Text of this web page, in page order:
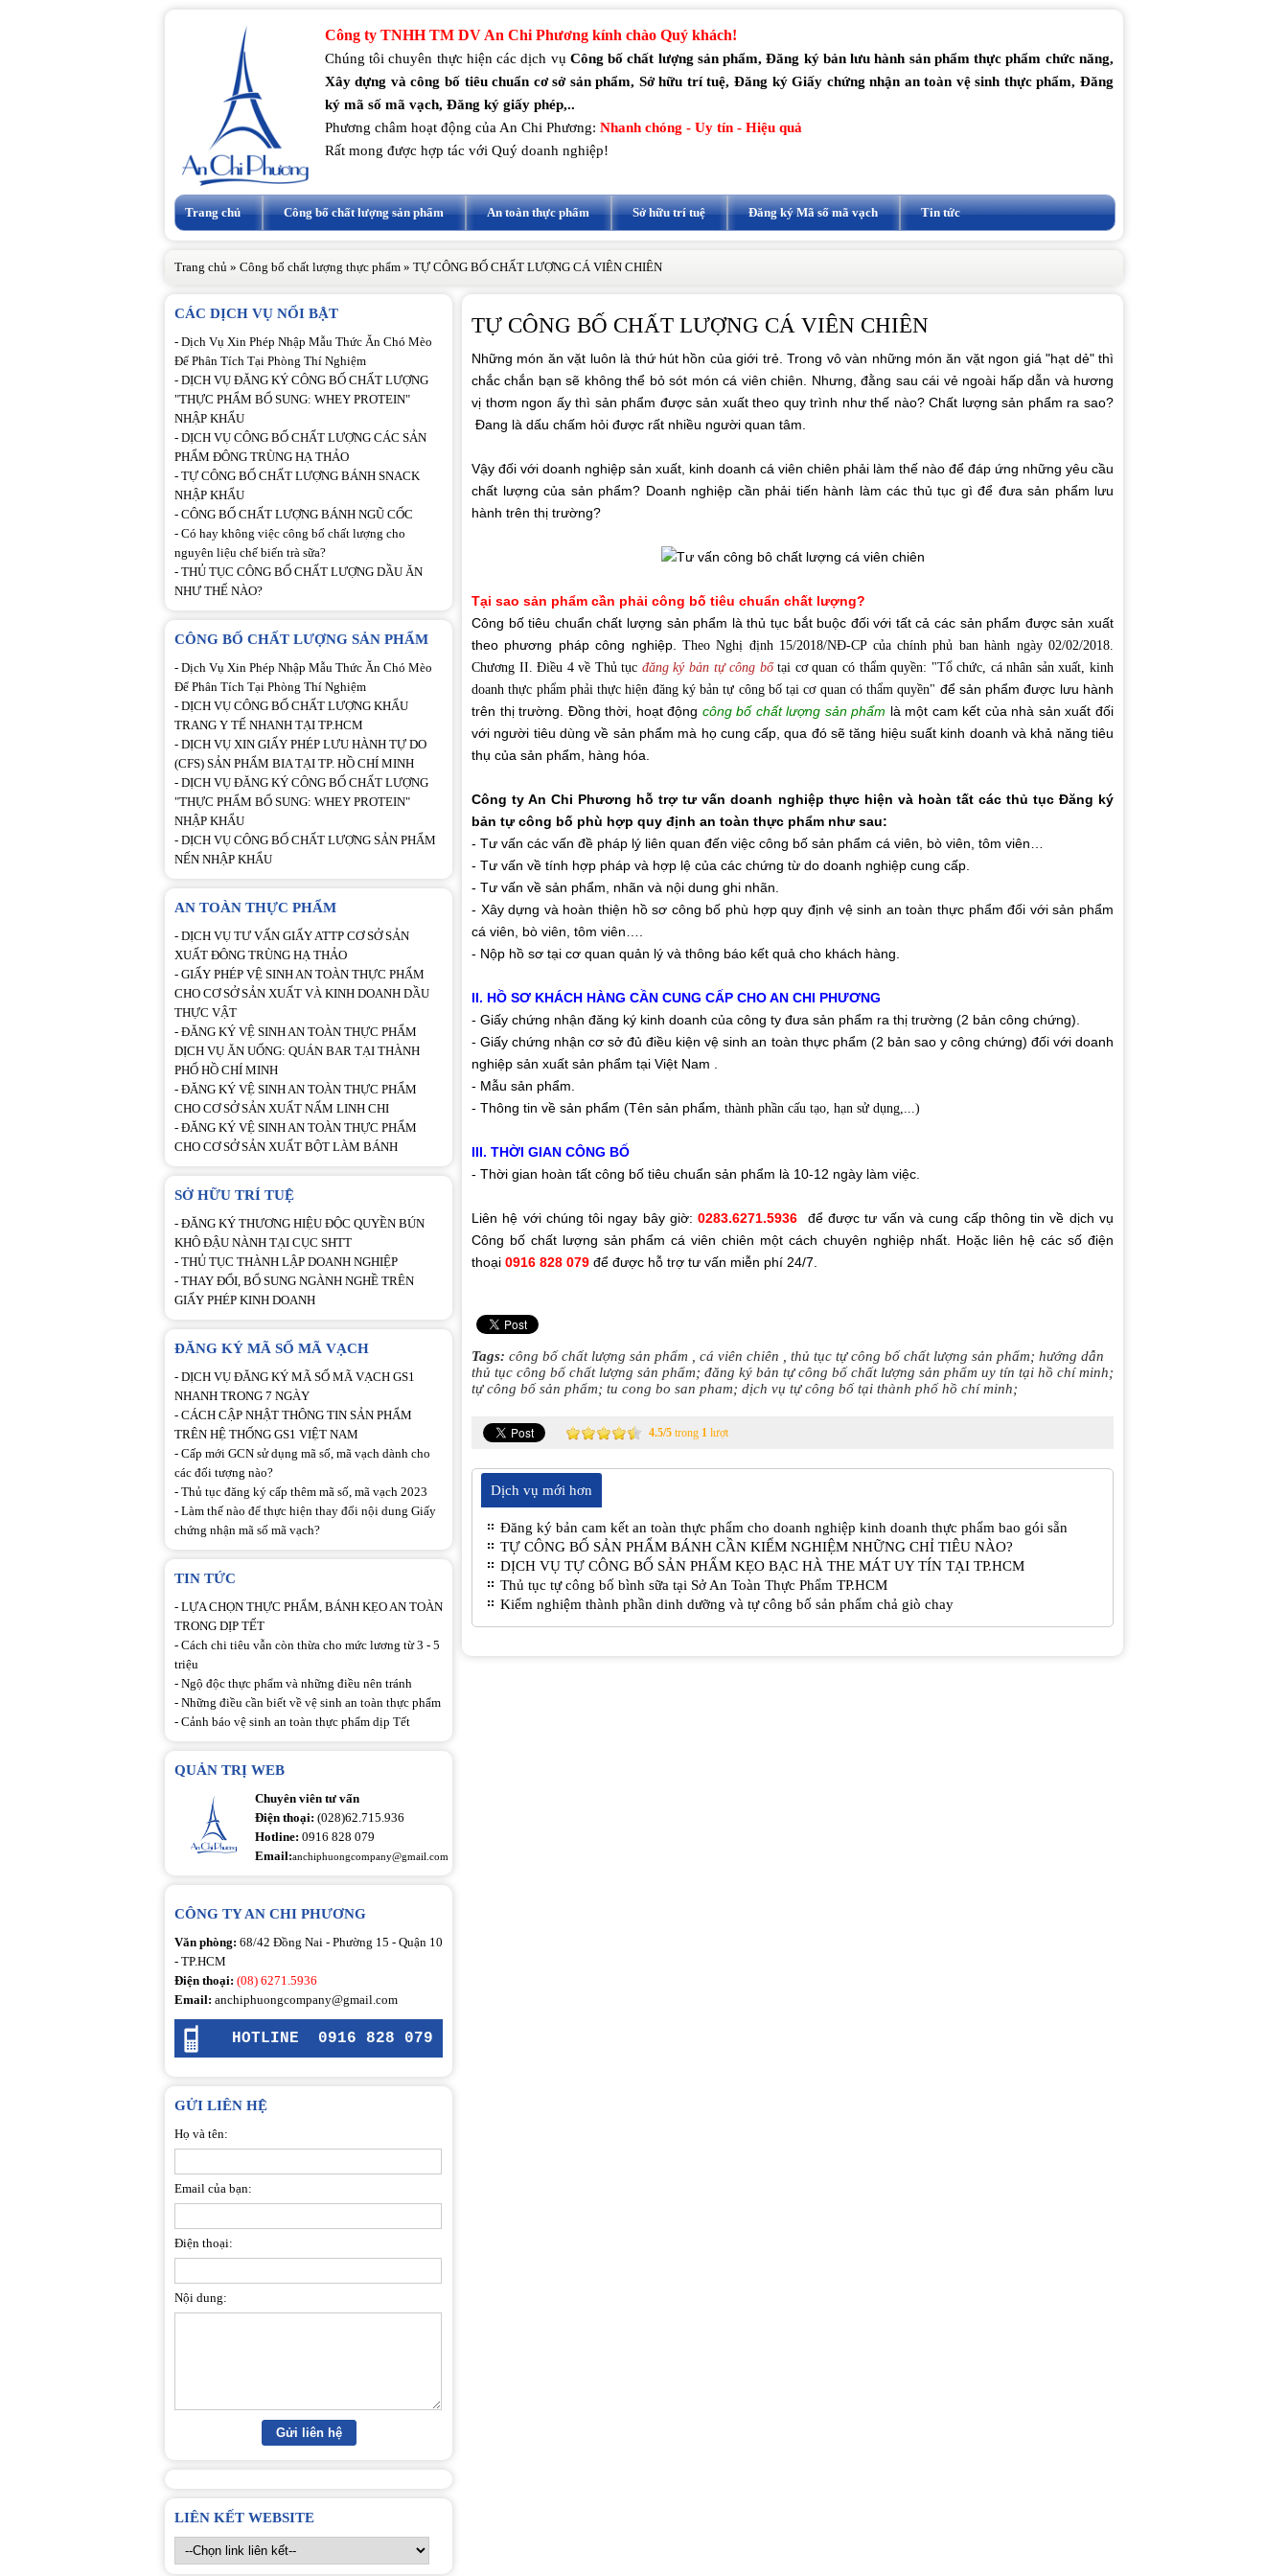
Công ty TNHH TM DV An Chi Phương kính chào Quý khách!
Chúng tôi chuyên thực hiện các dịch vụ Công bố chất lượng sản phẩm, Đăng ký bản lưu hành sản phẩm thực phẩm chức năng,
Xây dựng và công bố tiêu chuẩn cơ sở sản phẩm, Sở hữu trí tuệ, Đăng ký Giấy chứng nhận an toàn vệ sinh thực phẩm, Đăng
ký mã số mã vạch, Đăng ký giấy phép,..
Phương châm hoạt động của An Chi Phương: Nhanh chóng - Uy tín - Hiệu quả
Rất mong được hợp tác với Quý doanh nghiệp!
Trang chủ Công bố chất lượng sản phẩm An toàn thực phẩm Sở hữu trí tuệ Đăng ký Mã số mã vạch Tin tức
Trang chủ » Công bố chất lượng thực phẩm » TỰ CÔNG BỐ CHẤT LƯỢNG CÁ VIÊN CHIÊN
TỰ CÔNG BỐ CHẤT LƯỢNG CÁ VIÊN CHIÊN
Những món ăn vặt luôn là thứ hút hồn của giới trẻ. Trong vô vàn những món ăn vặt ngon giá "hạt dẻ" thì
chắc chắn bạn sẽ không thể bỏ sót món cá viên chiên. Nhưng, đằng sau cái vẻ ngoài hấp dẫn và hương
vị thơm ngon ấy thì sản phẩm được sản xuất theo quy trình như thế nào? Chất lượng sản phẩm ra sao?
Đang là dấu chấm hỏi được rất nhiều người quan tâm.
Vậy đối với doanh nghiệp sản xuất, kinh doanh cá viên chiên phải làm thế nào để đáp ứng những yêu cầu
chất lượng của sản phẩm? Doanh nghiệp cần phải tiến hành làm các thủ tục gì để đưa sản phẩm lưu
hành trên thị trường?
Tại sao sản phẩm cần phải công bố tiêu chuẩn chất lượng?
Công bố tiêu chuẩn chất lượng sản phẩm là thủ tục bắt buộc đối với tất cả các sản phẩm được sản xuất
theo phương pháp công nghiệp. Theo Nghị định 15/2018/NĐ-CP của chính phủ ban hành ngày 02/02/2018.
Chương II. Điều 4 về Thủ tục đăng ký bản tự công bốtại cơ quan có thẩm quyền: "Tổ chức, cá nhân sản xuất, kinh
doanh thực phẩm phải thực hiện đăng ký bản tự công bố tại cơ quan có thẩm quyền" để sản phẩm được lưu hành
trên thị trường. Đồng thời, hoạt động công bố chất lượng sản phẩm là một cam kết của nhà sản xuất đối
với người tiêu dùng về sản phẩm mà họ cung cấp, qua đó sẽ tăng hiệu suất kinh doanh và khả năng tiêu
thụ của sản phẩm, hàng hóa.
Công ty An Chi Phương hỗ trợ tư vấn doanh nghiệp thực hiện và hoàn tất các thủ tục Đăng ký
bản tự công bố phù hợp quy định an toàn thực phẩm như sau:
- Tư vấn các vấn đề pháp lý liên quan đến việc công bố sản phẩm cá viên, bò viên, tôm viên…
- Tư vấn về tính hợp pháp và hợp lệ của các chứng từ do doanh nghiệp cung cấp.
- Tư vấn về sản phẩm, nhãn và nội dung ghi nhãn.
- Xây dựng và hoàn thiện hồ sơ công bố phù hợp quy định vệ sinh an toàn thực phẩm đối với sản phẩm
cá viên, bò viên, tôm viên….
- Nộp hồ sơ tại cơ quan quản lý và thông báo kết quả cho khách hàng.
II. HỒ SƠ KHÁCH HÀNG CẦN CUNG CẤP CHO AN CHI PHƯƠNG
- Giấy chứng nhận đăng ký kinh doanh của công ty đưa sản phẩm ra thị trường (2 bản công chứng).
- Giấy chứng nhận cơ sở đủ điều kiện vệ sinh an toàn thực phẩm (2 bản sao y công chứng) đối với doanh
nghiệp sản xuất sản phẩm tại Việt Nam .
- Mẫu sản phẩm.
- Thông tin về sản phẩm (Tên sản phẩm , thành phần cấu tạo, hạn sử dụng,...)
III. THỜI GIAN CÔNG BỐ
- Thời gian hoàn tất công bố tiêu chuẩn sản phẩm là 10-12 ngày làm việc.
Liên hệ với chúng tôi ngay bây giờ:0283.6271.5936
để được tư vấn và cung cấp thông tin về dịch vụ
Công bố chất lượng sản phẩm cá viên chiên một cách chuyên nghiệp nhất. Hoặc liên hệ các số điện
thoại 0916 828 079 để được hỗ trợ tư vấn miễn phí 24/7.
Tags: công bố chất lượng sản phẩm cá viên chiên
thủ tục tự công bố chất lượng sản phẩm; hướng dẫn
thủ tục công bố chất lượng sản phẩm; đăng ký bản tự công bố chất lượng sản phẩm uy tín tại hồ chí minh;
tự công bố sản phẩm; tu cong bo san pham; dịch vụ tự công bố tại thành phố hồ chí minh;
4.5/5 trong 1 lượt
Dịch vụ mới hơn
Đăng ký bản cam kết an toàn thực phẩm cho doanh nghiệp kinh doanh thực phẩm bao gói sẵn
TỰ CÔNG BỐ SẢN PHẨM BÁNH CẦN KIỂM NGHIỆM NHỮNG CHỈ TIÊU NÀO?
DỊCH VỤ TỰ CÔNG BỐ SẢN PHẨM KẸO BẠC HÀ THE MÁT UY TÍN TẠI TP.HCM
Thủ tục tự công bố bình sữa tại Sở An Toàn Thực Phẩm TP.HCM
Kiểm nghiệm thành phần dinh dưỡng và tự công bố sản phẩm chả giò chay
CÁC DỊCH VỤ NỔI BẬT
- Dịch Vụ Xin Phép Nhập Mẫu Thức Ăn Chó Mèo
Để Phân Tích Tại Phòng Thí Nghiệm
- DỊCH VỤ ĐĂNG KÝ CÔNG BỐ CHẤT LƯỢNG
"THỰC PHẨM BỔ SUNG: WHEY PROTEIN"
NHẬP KHẨU
- DỊCH VỤ CÔNG BỐ CHẤT LƯỢNG CÁC SẢN
PHẨM ĐÔNG TRÙNG HẠ THẢO
- TỰ CÔNG BỐ CHẤT LƯỢNG BÁNH SNACK
NHẬP KHẨU
- CÔNG BỐ CHẤT LƯỢNG BÁNH NGŨ CỐC
- Có hay không việc công bố chất lượng cho
nguyên liệu chế biến trà sữa?
- THỦ TỤC CÔNG BỐ CHẤT LƯỢNG DẦU ĂN
NHƯ THẾ NÀO?
CÔNG BỐ CHẤT LƯỢNG SẢN PHẨM
- Dịch Vụ Xin Phép Nhập Mẫu Thức Ăn Chó Mèo
Để Phân Tích Tại Phòng Thí Nghiệm
- DỊCH VỤ CÔNG BỐ CHẤT LƯỢNG KHẨU
TRANG Y TẾ NHANH TẠI TP.HCM
- DỊCH VỤ XIN GIẤY PHÉP LƯU HÀNH TỰ DO
(CFS) SẢN PHẨM BIA TẠI TP. HỒ CHÍ MINH
- DỊCH VỤ ĐĂNG KÝ CÔNG BỐ CHẤT LƯỢNG
"THỰC PHẨM BỔ SUNG: WHEY PROTEIN"
NHẬP KHẨU
- DỊCH VỤ CÔNG BỐ CHẤT LƯỢNG SẢN PHẨM
NẾN NHẬP KHẨU
AN TOÀN THỰC PHẨM
- DỊCH VỤ TƯ VẤN GIẤY ATTP CƠ SỞ SẢN
XUẤT ĐÔNG TRÙNG HẠ THẢO
- GIẤY PHÉP VỆ SINH AN TOÀN THỰC PHẨM
CHO CƠ SỞ SẢN XUẤT VÀ KINH DOANH DẦU
THỰC VẬT
- ĐĂNG KÝ VỆ SINH AN TOÀN THỰC PHẨM
DỊCH VỤ ĂN UỐNG: QUÁN BAR TẠI THÀNH
PHỐ HỒ CHÍ MINH
- ĐĂNG KÝ VỆ SINH AN TOÀN THỰC PHẨM
CHO CƠ SỞ SẢN XUẤT NẤM LINH CHI
- ĐĂNG KÝ VỆ SINH AN TOÀN THỰC PHẨM
CHO CƠ SỞ SẢN XUẤT BỘT LÀM BÁNH
SỞ HỮU TRÍ TUỆ
- ĐĂNG KÝ THƯƠNG HIỆU ĐỘC QUYỀN BÚN
KHÔ ĐẬU NÀNH TẠI CỤC SHTT
- THỦ TỤC THÀNH LẬP DOANH NGHIỆP
- THAY ĐỔI, BỔ SUNG NGÀNH NGHỀ TRÊN
GIẤY PHÉP KINH DOANH
ĐĂNG KÝ MÃ SỐ MÃ VẠCH
- DỊCH VỤ ĐĂNG KÝ MÃ SỐ MÃ VẠCH GS1
NHANH TRONG 7 NGÀY
- CÁCH CẬP NHẬT THÔNG TIN SẢN PHẨM
TRÊN HỆ THỐNG GS1 VIỆT NAM
- Cấp mới GCN sử dụng mã số, mã vạch dành cho
các đối tượng nào?
- Thủ tục đăng ký cấp thêm mã số, mã vạch 2023
- Làm thế nào để thực hiện thay đổi nội dung Giấy
chứng nhận mã số mã vạch?
TIN TỨC
- LỰA CHỌN THỰC PHẨM, BÁNH KẸO AN TOÀN
TRONG DỊP TẾT
- Cách chi tiêu vẫn còn thừa cho mức lương từ 3 - 5
triệu
- Ngộ độc thực phẩm và những điều nên tránh
- Những điều cần biết về vệ sinh an toàn thực phẩm
- Cảnh báo vệ sinh an toàn thực phẩm dịp Tết
QUẢN TRỊ WEB
Chuyên viên tư vấn
Điện thoại: (028)62.715.936
Hotline: 0916 828 079
Email:anchiphuongcompany@gmail.com
CÔNG TY AN CHI PHƯƠNG
Văn phòng: 68/42 Đồng Nai - Phường 15 - Quận 10
- TP.HCM
Điện thoại: (08) 6271.5936
Email: anchiphuongcompany@gmail.com
HOTLINE 0916 828 079
GỬI LIÊN HỆ
Họ và tên:
Email của bạn:
Điện thoại:
Nội dung:
LIÊN KẾT WEBSITE